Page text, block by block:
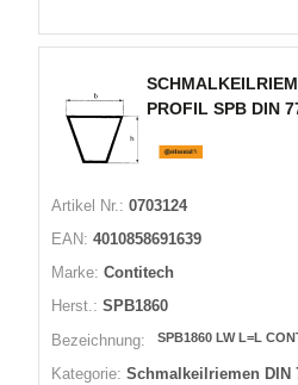
PROFIL SPB DIN
Artikel Nr.: 0703124
EAN: 4010858691639
Marke: Contitech
Herst.: SPB1860
Bezeichnung:
SPB1860 LW L=L
Kategorie: Schmalkeilriemen DIN